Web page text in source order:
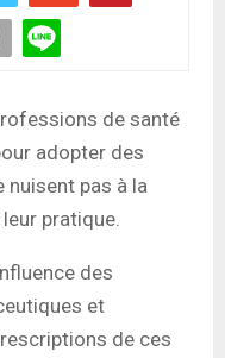
de santé
adopter des
nuisent pas à la
pratique.
des
et
de ces